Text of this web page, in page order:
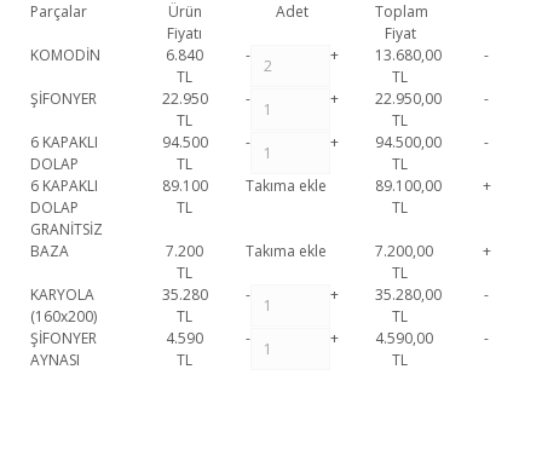
Parçalar
Ürün
Fiyatı
Adet
Toplam
Fiyat
KOMODİN
6.840
TL
- +
13.680,00
TL
-
ŞİFONYER
22.950
TL
- +
22.950,00
TL
-
6 KAPAKLI
DOLAP
94.500
TL
- +
94.500,00
TL
-
6 KAPAKLI
DOLAP
GRANİTSİZ
89.100
TL
Takıma ekle
89.100,00
TL
+
BAZA
7.200
TL
Takıma ekle
7.200,00
TL
+
KARYOLA
(160x200)
35.280
TL
- +
35.280,00
TL
-
ŞİFONYER
AYNASI
4.590
TL
- +
4.590,00
TL
-